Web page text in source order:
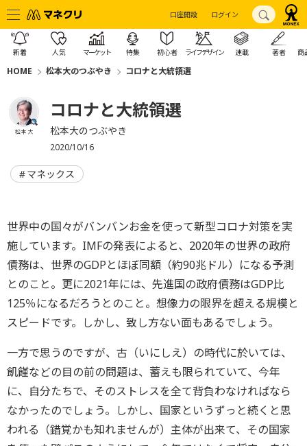
口座開設 ログイン
新着 人気 マーケット 特集 初心者 ライフデザイン 連載 著者 商
HOME 松本大のつぶやき コロナと大統領選
松本 大
コロナと大統領選
松本大のつぶやき
2020/10/16
マネックス
世界中の国々がバンバンお金を使って新型コロナ対策を実
施しています。IMFの発表によると、2020年の世界の政府
債務は、世界のGDPとほぼ同額（約90兆ドル）になる予測
とのこと。更に2021年には、先進国の政府債務はGDP比
125％になるだろうとのこと。想像力の限界を超える規模と
スピードです。しかし、致し方ない面もあるでしょう。
一方で思うのですが、古（いにしえ）の時代に於いては、
飢饉などの目の前の問題は、蓄えも限られていて、今年
に、自分たちで、そのストレスを全て背負わなければなら
なかったのでしょう。しかし、国家というずっと続くと思
われる（錯覚かも知れませんが）主体が出来て、その国家